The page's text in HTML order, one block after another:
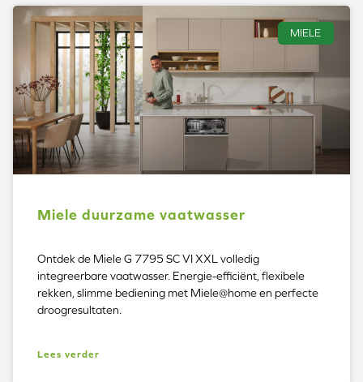
MIELE
Miele duurzame vaatwasser
Ontdek de Miele G 7795 SC VI XXL volledig
integreerbare vaatwasser. Energie-efficiënt, flexibele
rekken, slimme bediening met Miele@home en perfecte
droogresultaten.
Lees verder